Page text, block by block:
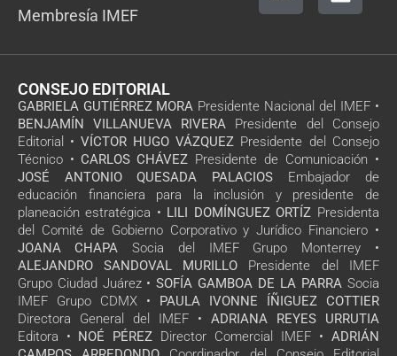
Membresía IMEF
CONSEJO EDITORIAL
GABRIELA GUTIÉRREZ MORA Presidente Nacional del IMEF •
BENJAMÍN VILLANUEVA RIVERA Presidente del Consejo
Editorial • VÍCTOR HUGO VÁZQUEZ Presidente del Consejo
Técnico • CARLOS CHÁVEZ Presidente de Comunicación •
JOSÉ ANTONIO QUESADA PALACIOS Embajador de
educación financiera para la inclusión y presidente de
planeación estratégica • LILI DOMÍNGUEZ ORTÍZ Presidenta
del Comité de Gobierno Corporativo y Jurídico Financiero •
JOANA CHAPA Socia del IMEF Grupo Monterrey •
ALEJANDRO SANDOVAL MURILLO Presidente del IMEF
Grupo Ciudad Juárez • SOFÍA GAMBOA DE LA PARRA Socia
IMEF Grupo CDMX • PAULA IVONNE ÍÑIGUEZ COTTIER
Directora General del IMEF • ADRIANA REYES URRUTIA
Editora • NOÉ PÉREZ Director Comercial IMEF • ADRIÁN